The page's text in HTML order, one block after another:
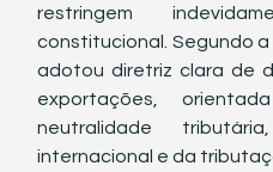
restringem
constitucional. Segundo
adotou diretriz clara de
exportações,
neutralidade
internacional e da